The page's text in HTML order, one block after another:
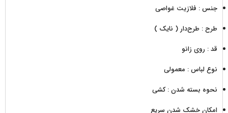
جنس : فلازیت غواصی
طرح : طرح‌دار ( نایک )
قد : روی زانو
نوع لباس : معمولی
نحوه بسته شدن : کشی
امکان خشک شدن سریع